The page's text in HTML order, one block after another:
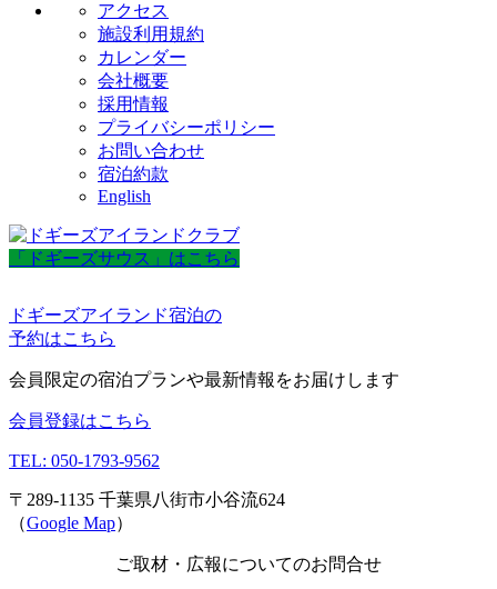
アクセス
施設利用規約
カレンダー
会社概要
採用情報
プライバシーポリシー
お問い合わせ
宿泊約款
English
「ドギーズサウス」はこちら
ドギーズアイランド宿泊の
予約はこちら
会員限定の宿泊プランや最新情報をお届けします
会員登録はこちら
TEL: 050-1793-9562
〒289-1135 千葉県八街市小谷流624
（Google Map）
ご取材・広報についてのお問合せ